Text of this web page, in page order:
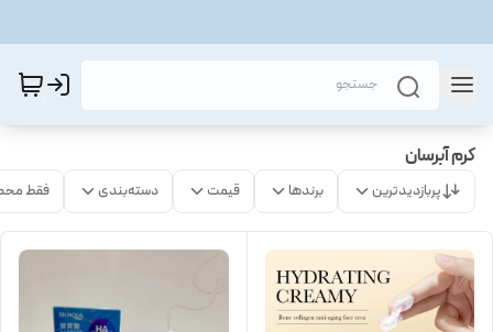
کرم آبرسان
پربازدیدترین برندها قیمت دسته‌بندی فقط